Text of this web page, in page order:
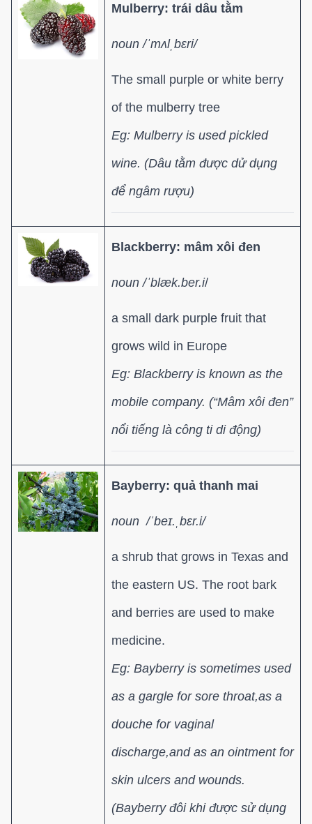
Mulberry: trái dâu tằm
noun /ˈmʌlˌbɛri/
The small purple or white berry
of the mulberry tree
Eg: Mulberry is used pickled
wine. (Dâu tằm được dử dụng
để ngâm rượu)
Blackberry: mâm xôi đen
noun /ˈblæk.ber.i/
a small dark purple fruit that
grows wild in Europe
Eg: Blackberry is known as the
mobile company. (“Mâm xôi đen”
nổi tiếng là công ti di động)
Bayberry: quả thanh mai
noun /ˈbeɪ.ˌbɛr.i/
a shrub that grows in Texas and
the eastern US. The root bark
and berries are used to make
medicine.
Eg: Bayberry is sometimes used
as a gargle for sore throat,as a
douche for vaginal
discharge,and as an ointment for
skin ulcers and wounds.
(Bayberry đôi khi được sử dụng